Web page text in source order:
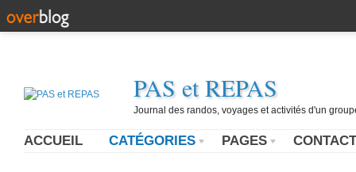
PAS et REPAS
Journal des randos, voyages et activités d'un
ACCUEIL CATÉGORIES PAGES CONTACT